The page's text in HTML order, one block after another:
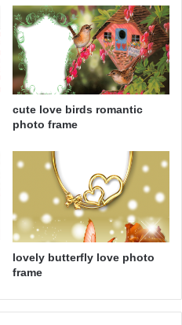
cute love birds romantic
photo frame
lovely butterfly love photo
frame